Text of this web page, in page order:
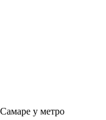
у метро